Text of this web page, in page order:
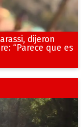
dijeron
“Parece que es